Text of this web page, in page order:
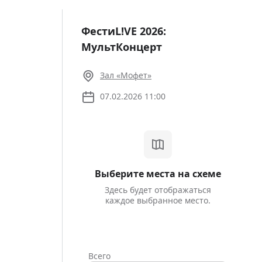
Регистрация | Войти
ФестиL!VE 2026:
МультКонцерт
Зал «Мофет»
07.02.2026 11:00
Выберите места на схеме
Здесь будет отображаться
каждое выбранное место.
Всего